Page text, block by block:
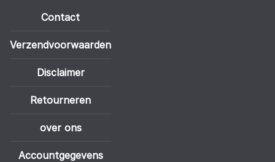
Contact
Verzendvoorwaarden
Disclaimer
Retourneren
over ons
Accountgegevens